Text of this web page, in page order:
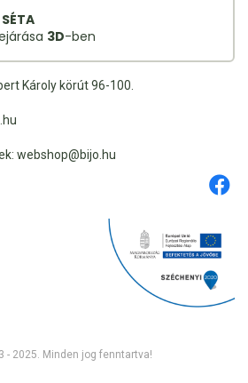
3D-ben
Károly körút 96-100.
webshop@bijo.hu
- 2025. Minden jog fenntartva!